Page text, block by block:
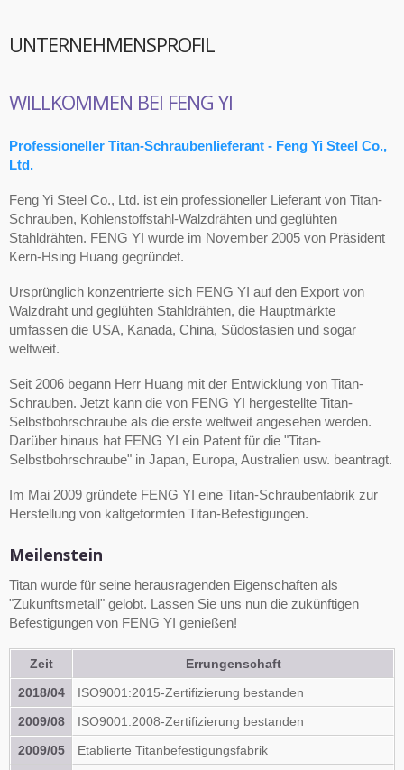
UNTERNEHMENSPROFIL
WILLKOMMEN BEI FENG YI
Professioneller Titan-Schraubenlieferant - Feng Yi Steel Co.,
Ltd.
Feng Yi Steel Co., Ltd. ist ein professioneller Lieferant von Titan-
Schrauben, Kohlenstoffstahl-Walzdrähten und geglühten
Stahldrähten. FENG YI wurde im November 2005 von Präsident
Kern-Hsing Huang gegründet.
Ursprünglich konzentrierte sich FENG YI auf den Export von
Walzdraht und geglühten Stahldrähten, die Hauptmärkte
umfassen die USA, Kanada, China, Südostasien und sogar
weltweit.
Seit 2006 begann Herr Huang mit der Entwicklung von Titan-
Schrauben. Jetzt kann die von FENG YI hergestellte Titan-
Selbstbohrschraube als die erste weltweit angesehen werden.
Darüber hinaus hat FENG YI ein Patent für die "Titan-
Selbstbohrschraube" in Japan, Europa, Australien usw. beantragt.
Im Mai 2009 gründete FENG YI eine Titan-Schraubenfabrik zur
Herstellung von kaltgeformten Titan-Befestigungen.
Meilenstein
Titan wurde für seine herausragenden Eigenschaften als
"Zukunftsmetall" gelobt. Lassen Sie uns nun die zukünftigen
Befestigungen von FENG YI genießen!
Zeit
Errungenschaft
2018/04
ISO9001:2015-Zertifizierung bestanden
2009/08
ISO9001:2008-Zertifizierung bestanden
2009/05
Etablierte Titanbefestigungsfabrik